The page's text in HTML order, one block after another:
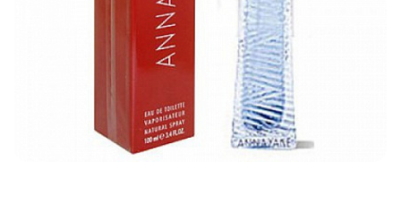
Viber
ВКонтакте
Одноклассники